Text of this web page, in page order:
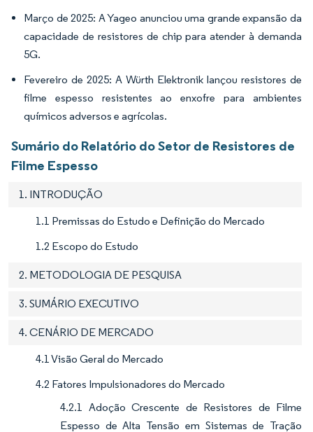
Março de 2025: A Yageo anunciou uma grande expansão da
capacidade de resistores de chip para atender à demanda
5G.
Fevereiro de 2025: A Würth Elektronik lançou resistores de
filme espesso resistentes ao enxofre para ambientes
químicos adversos e agrícolas.
Sumário do Relatório do Setor de Resistores de
Filme Espesso
1. INTRODUÇÃO
1.1 Premissas do Estudo e Definição do Mercado
1.2 Escopo do Estudo
2. METODOLOGIA DE PESQUISA
3. SUMÁRIO EXECUTIVO
4. CENÁRIO DE MERCADO
4.1 Visão Geral do Mercado
4.2 Fatores Impulsionadores do Mercado
4.2.1 Adoção Crescente de Resistores de Filme
Espesso de Alta Tensão em Sistemas de Tração